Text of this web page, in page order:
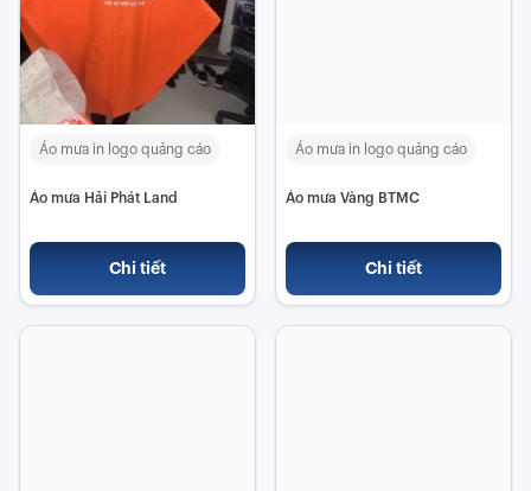
Áo mưa in logo quảng cáo
Áo mưa Hải Phát Land
Chi tiết
Áo mưa in logo quảng cáo
Áo mưa Vàng BTMC
Chi tiết